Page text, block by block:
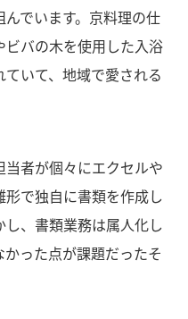
でいます。京料理の仕
ビバの木を使用した入浴
いて、地域で愛される
者が個々にエクセルや
で独自に書類を作成し
、書類業務は属人化し
った点が課題だったそ